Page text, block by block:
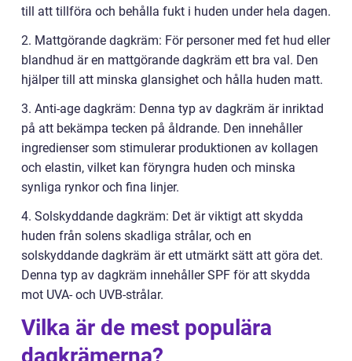
till att tillföra och behålla fukt i huden under hela dagen.
2. Mattgörande dagkräm: För personer med fet hud eller
blandhud är en mattgörande dagkräm ett bra val. Den
hjälper till att minska glansighet och hålla huden matt.
3. Anti-age dagkräm: Denna typ av dagkräm är inriktad
på att bekämpa tecken på åldrande. Den innehåller
ingredienser som stimulerar produktionen av kollagen
och elastin, vilket kan föryngra huden och minska
synliga rynkor och fina linjer.
4. Solskyddande dagkräm: Det är viktigt att skydda
huden från solens skadliga strålar, och en
solskyddande dagkräm är ett utmärkt sätt att göra det.
Denna typ av dagkräm innehåller SPF för att skydda
mot UVA- och UVB-strålar.
Vilka är de mest populära
dagkrämerna?